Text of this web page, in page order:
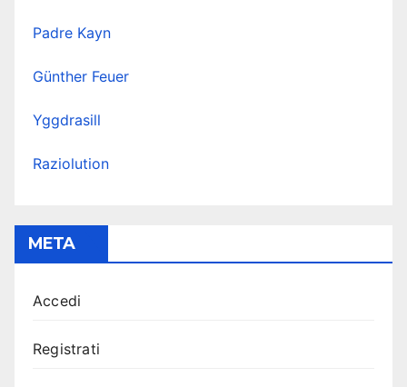
Padre Kayn
Günther Feuer
Yggdrasill
Raziolution
META
Accedi
Registrati